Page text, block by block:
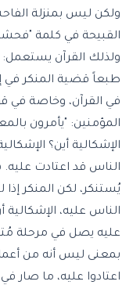
ولكن ليس بمنزلة
القبيحة في كلمة
ولذلك القرآن
طبعاً قضية المنكر في
في القرآن، وخاصة في
المؤمنين: "يأمرون
الإشكالية أين؟
الناس قد اعتادت عليه.
يُستنكر، لكن المنكر
الناس عليه، الإشكالية
عليه يصل في مرحلة
بمعنى ليس أنه من
اعتادوا عليه، ما